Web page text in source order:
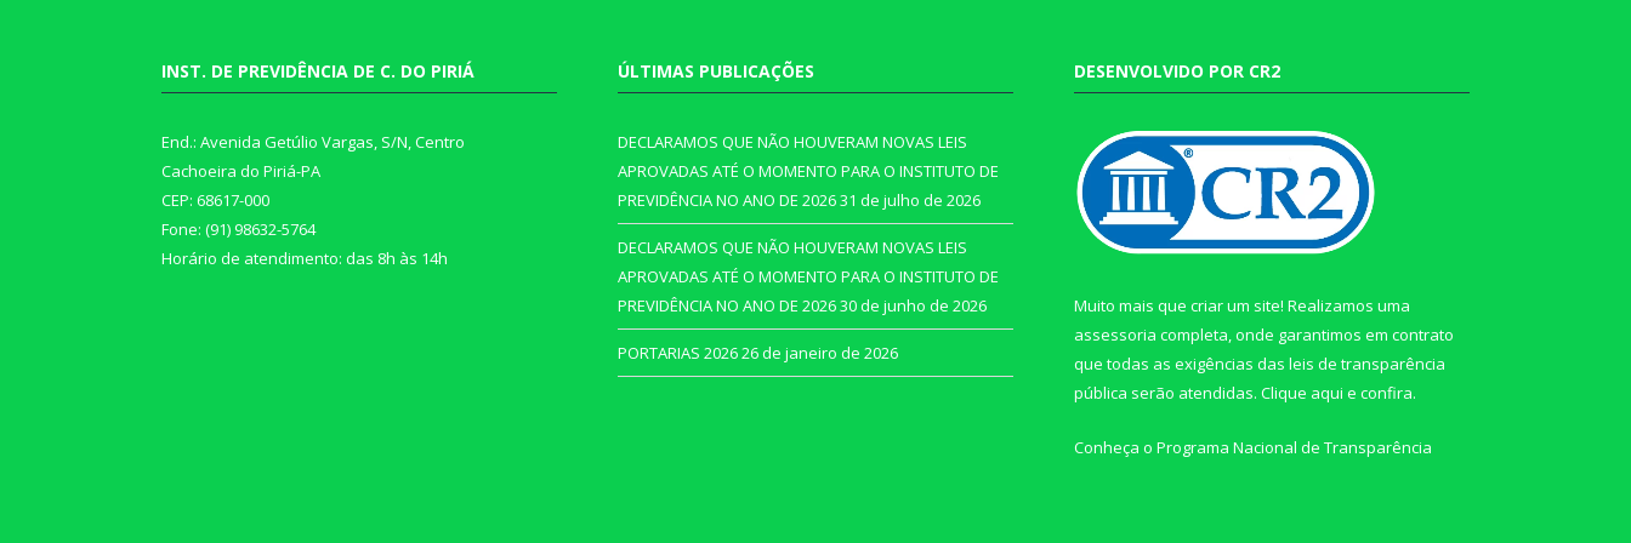
INST. DE PREVIDÊNCIA DE C. DO PIRIÁ
End.: Avenida Getúlio Vargas, S/N, Centro
Cachoeira do Piriá-PA
CEP: 68617-000
Fone: (91) 98632-5764
Horário de atendimento: das 8h às 14h
ÚLTIMAS PUBLICAÇÕES
DECLARAMOS QUE NÃO HOUVERAM NOVAS LEIS
APROVADAS ATÉ O MOMENTO PARA O INSTITUTO DE
PREVIDÊNCIA NO ANO DE 202631 de julho de 2026
DECLARAMOS QUE NÃO HOUVERAM NOVAS LEIS
APROVADAS ATÉ O MOMENTO PARA O INSTITUTO DE
PREVIDÊNCIA NO ANO DE 202630 de junho de 2026
PORTARIAS 202626 de janeiro de 2026
DESENVOLVIDO POR CR2
Muito mais que criar um site! Realizamos uma
assessoria completa, onde garantimos em contrato
que todas as exigências das leis de transparência
pública serão atendidas. Clique aqui e confira.
Conheça o Programa Nacional de Transparência